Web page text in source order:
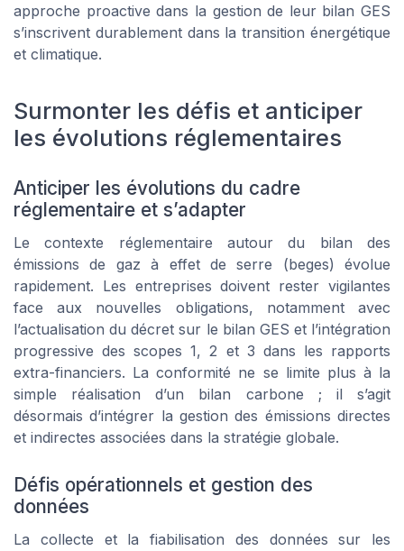
approche proactive dans la gestion de leur bilan GES
s’inscrivent durablement dans la transition énergétique
et climatique.
Surmonter les défis et anticiper
les évolutions réglementaires
Anticiper les évolutions du cadre
réglementaire et s’adapter
Le contexte réglementaire autour du bilan des
émissions de gaz à effet de serre (beges) évolue
rapidement. Les entreprises doivent rester vigilantes
face aux nouvelles obligations, notamment avec
l’actualisation du décret sur le bilan GES et l’intégration
progressive des scopes 1, 2 et 3 dans les rapports
extra-financiers. La conformité ne se limite plus à la
simple réalisation d’un bilan carbone ; il s’agit
désormais d’intégrer la gestion des émissions directes
et indirectes associées dans la stratégie globale.
Défis opérationnels et gestion des
données
La collecte et la fiabilisation des données sur les